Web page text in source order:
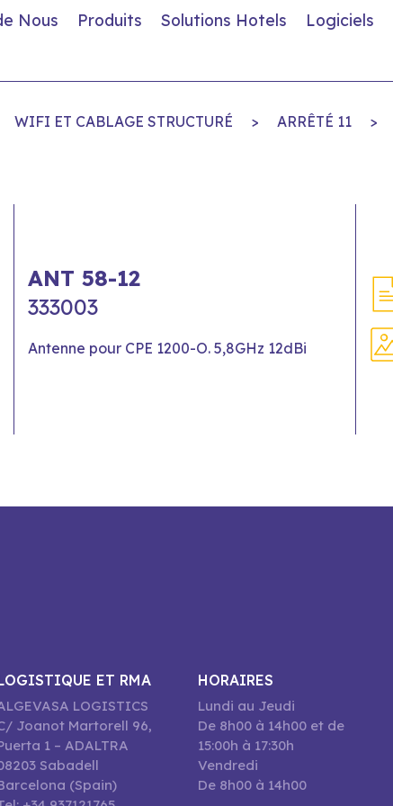
Nous Produits Solutions Hotels Logiciels
WIFI ET CABLAGE STRUCTURÉ > ARRÊTÉ 11 >
ANT 58-12
333003
Antenne pour CPE 1200-O. 5,8GHz 12dBi
ET RMA
LOGISTICS
Joanot Martorell 96,
1 – ADALTRA
Sabadell
(Spain)
HORAIRES
Lundi au Jeudi
De 8h00 à 14h00 et de
15:00h à 17:30h
Vendredi
De 8h00 à 14h00